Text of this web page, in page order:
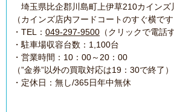
埼玉県比企郡川島町上伊草210カインズ
（カインズ店内フードコートのすぐ横です
・TEL： 049-297-9500 （クリックで電話
・駐車場収容台数：1,100台
・営業時間：10：00～20：00
（”金券”以外の買取対応は19：30で終了）
・定休日：無し/365日年中無休